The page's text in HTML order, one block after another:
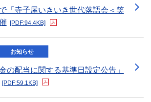
「寺子屋いきいき世代落語会＜笑
[PDF:94.4KB]
お知らせ
の配当に関する基準日設定公告」
[PDF:59.1KB]
開きます